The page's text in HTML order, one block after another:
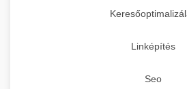
Linképítés
Seo